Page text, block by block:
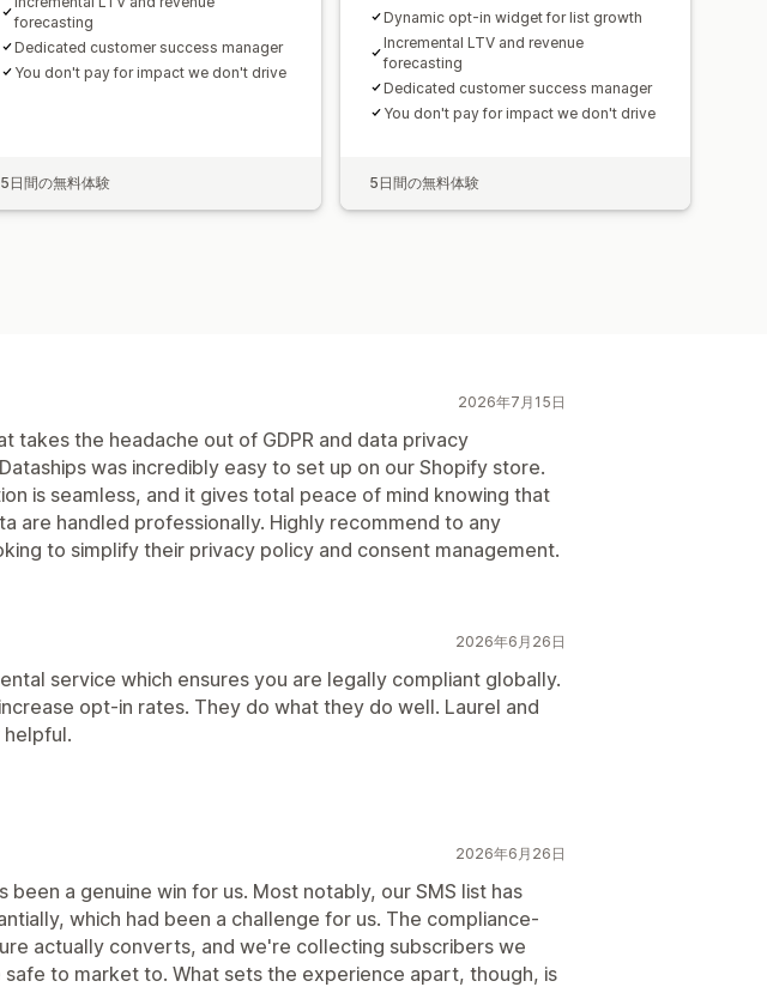
forecasting
Dedicated customer success manager
You don't pay for impact we don't drive
5日間の無料体験
Dynamic opt-in widget for list growth
Incremental LTV and revenue
forecasting
Dedicated customer success manager
You don't pay for impact we don't drive
5日間の無料体験
2026年7月15日
takes the headache out of GDPR and data privacy
was incredibly easy to set up on our Shopify store.
is seamless, and it gives total peace of mind knowing that
are handled professionally. Highly recommend to any
to simplify their privacy policy and consent management.
2026年6月26日
service which ensures you are legally compliant globally.
opt-in rates. They do what they do well. Laurel and
helpful.
2026年6月26日
been a genuine win for us. Most notably, our SMS list has
which had been a challenge for us. The compliance-
actually converts, and we're collecting subscribers we
safe to market to. What sets the experience apart, though, is